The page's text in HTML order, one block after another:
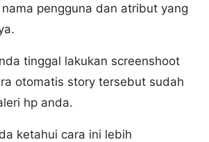
pengguna dan atribut yang
tinggal lakukan screenshoot
otomatis story tersebut sudah
hp anda.
ketahui cara ini lebih